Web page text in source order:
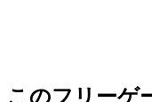
このフリーゲ